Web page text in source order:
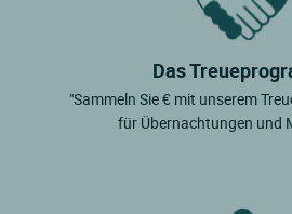
Das
"Sammeln Sie € mit unserem
für Übernachtungen und